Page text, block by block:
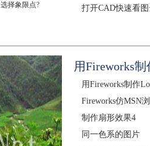
选择象限点?
打开CAD快速看
用Fireworks
用Fireworks制作
Fireworks仿MSN
制作扇形效果4
同一色系的图片